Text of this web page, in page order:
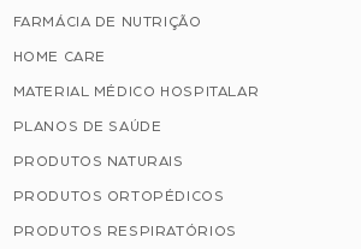
FARMÁCIA DE NUTRIÇÃO
HOME CARE
MATERIAL MÉDICO HOSPITALAR
PLANOS DE SAÚDE
PRODUTOS NATURAIS
PRODUTOS ORTOPÉDICOS
PRODUTOS RESPIRATÓRIOS